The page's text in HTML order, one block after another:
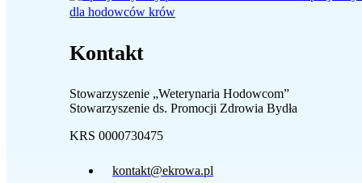
dla hodowców krów
Kontakt
Stowarzyszenie „Weterynaria Hodowcom”
Stowarzyszenie ds. Promocji Zdrowia Bydła
KRS 0000730475
kontakt@ekrowa.pl